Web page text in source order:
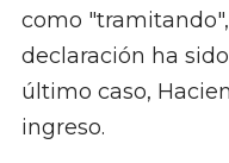
como
declaración ha
último caso,
ingreso.